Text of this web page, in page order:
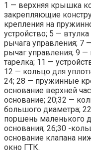
1 — верхняя крышка
закрепляющие
крепления на
устройство; 5 —
рычага управления; 7
рычаг управления; 9
тарелка; 11 —
12 — кольцо для
24; 28 — пружинные
основание верхней
основание; 20;32 —
большого диаметра;
поршень маленького
основания; 26;30 -
основание клапана
окно ГТК.